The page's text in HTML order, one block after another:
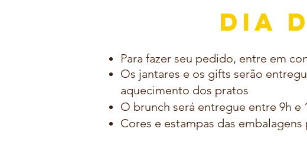
DIA
Para fazer seu pedido, entre em
Os jantares e os gifts serão
aquecimento dos pratos
O brunch será entregue entre 9h e
Cores e estampas das embalagens